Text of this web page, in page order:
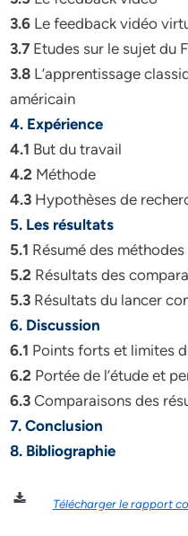
3.6 Le feedback vidéo
3.7 Etudes sur le sujet du
3.8 L’apprentissage
américain
4. Expérience
4.1 But du travail
4.2 Méthode
4.3 Hypothèses de
5. Les résultats
5.1 Résumé des méthodes
5.2 Résultats des
5.3 Résultats du lancer
6. Discussion
6.1 Points forts et limites
6.2 Portée de l’étude et
6.3 Comparaisons des
7. Conclusion
8. Bibliographie
Télécharger le rapport